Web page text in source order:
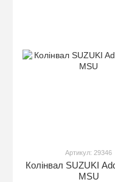
Артикул: 29346
Колінвал SUZUKI
MSU